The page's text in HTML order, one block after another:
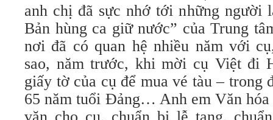
anh chị đã sực nhớ tới những người
Bản hùng ca giữ nước” của Trung
nơi đã có quan hệ nhiều năm với
sao, năm trước, khi mời cụ Việt đi
giấy tờ của cụ để mua vé tàu – trong
65 năm tuổi Đảng… Anh em Văn